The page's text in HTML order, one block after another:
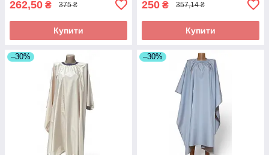
262,50 ₴ 375 ₴
Купити
250 ₴ 357,14 ₴
Купити
–30% –30%